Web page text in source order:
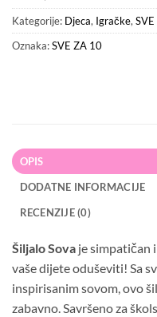
Kategorije: Djeca, Igračke,
Oznaka:SVE ZA 10
OPIS
DODATNE INFORMACIJE
RECENZIJE (0)
Šiljalo Sova je simpatičan
vaše dijete oduševiti! Sa
inspirisanim sovom, ovo
zabavno. Savršeno za